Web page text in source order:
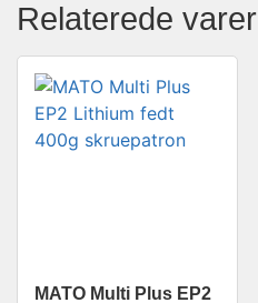
Relaterede varer
MATO Multi Plus EP2